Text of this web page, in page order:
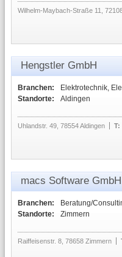
Wilhelm-Maybach-Straße 11,
Hengstler GmbH
Branchen:
Elektrotechnik,
Standorte:
Aldingen
Uhlandstr. 49, 78554 Aldingen T:
macs Software GmbH
Branchen:
Beratung/
Standorte:
Zimmern
Raiffeisenstr. 8, 78658 Zimmern